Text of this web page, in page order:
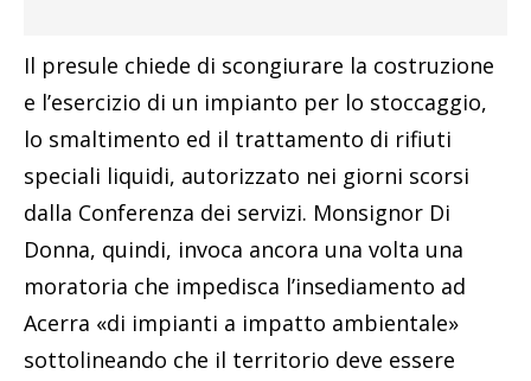
Il presule chiede di scongiurare la costruzione
e l’esercizio di un impianto per lo stoccaggio,
lo smaltimento ed il trattamento di rifiuti
speciali liquidi, autorizzato nei giorni scorsi
dalla Conferenza dei servizi. Monsignor Di
Donna, quindi, invoca ancora una volta una
moratoria che impedisca l’insediamento ad
Acerra «di impianti a impatto ambientale»
sottolineando che il territorio deve essere